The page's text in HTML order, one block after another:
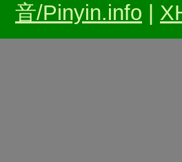
音/Pinyin.info